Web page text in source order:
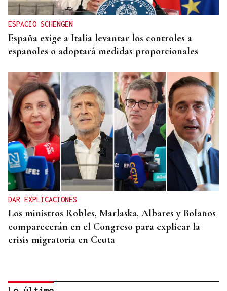
ESPACIO SCHENGEN
España exige a Italia levantar los controles a
españoles o adoptará medidas proporcionales
DAR EXPLICACIONES
Los ministros Robles, Marlaska, Albares y Bolaños
comparecerán en el Congreso para explicar la
crisis migratoria en Ceuta